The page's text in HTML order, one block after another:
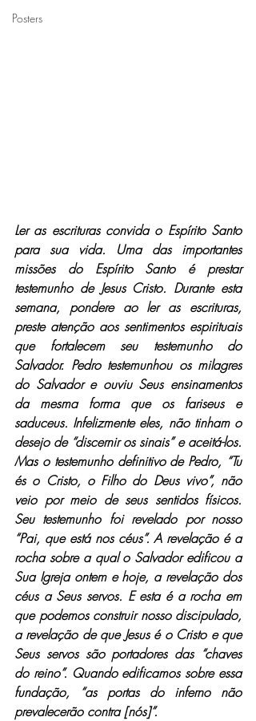
Posters
Ler as escrituras convida o Espírito Santo
para sua vida. Uma das importantes
missões do Espírito Santo é prestar
testemunho de Jesus Cristo. Durante esta
semana, pondere ao ler as escrituras,
preste atenção aos sentimentos espirituais
que fortalecem seu testemunho do
Salvador. Pedro testemunhou os milagres
do Salvador e ouviu Seus ensinamentos
da mesma forma que os fariseus e
saduceus. Infelizmente eles, não tinham o
desejo de “discernir os sinais” e aceitá-los.
Mas o testemunho definitivo de Pedro, “Tu
és o Cristo, o Filho do Deus vivo”, não
veio por meio de seus sentidos físicos.
Seu testemunho foi revelado por nosso
“Pai, que está nos céus”. A revelação é a
rocha sobre a qual o Salvador edificou a
Sua Igreja ontem e hoje, a revelação dos
céus a Seus servos. E esta é a rocha em
que podemos construir nosso discipulado,
a revelação de que Jesus é o Cristo e que
Seus servos são portadores das “chaves
do reino”. Quando edificamos sobre essa
fundação, “as portas do inferno não
prevalecerão contra [nós]”.